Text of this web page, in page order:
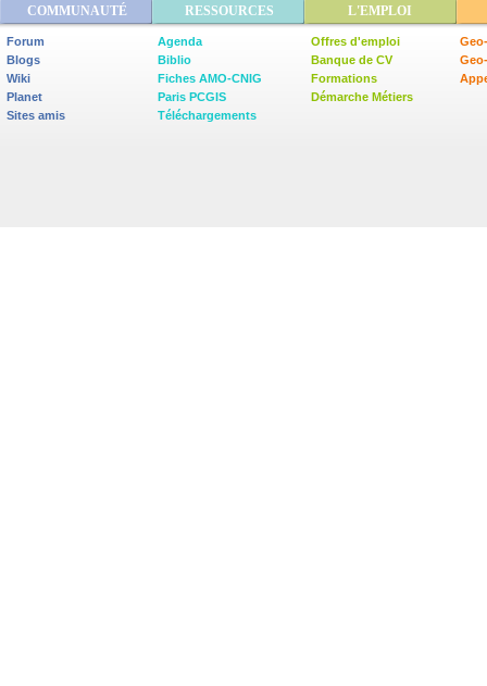
COMMUNAUTÉ RESSOURCES L'EMPLOI
Forum
Blogs
Wiki
Planet
Sites amis
Agenda
Biblio
Fiches AMO-CNIG
Paris PCGIS
Téléchargements
Offres d'emploi
Banque de CV
Formations
Démarche Métiers